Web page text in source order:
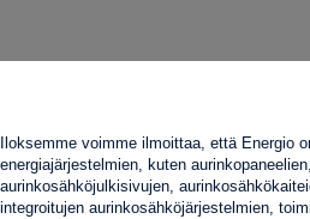
Iloksemme voimme ilmoittaa, että Energio
energiajärjestelmien, kuten
aurinkosähköjulkisivujen,
integroitujen aurinkosähköjärjestelmien,